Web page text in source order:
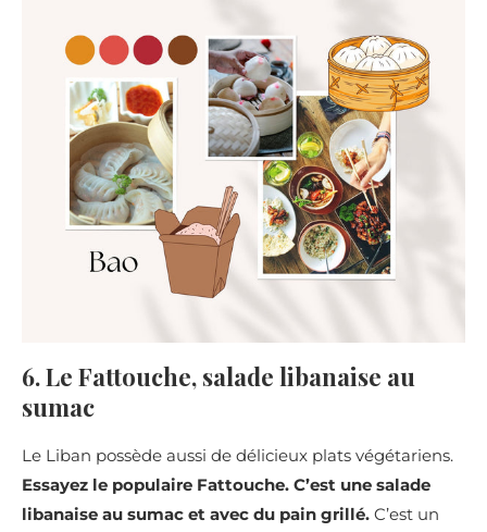
6. Le Fattouche, salade libanaise au
sumac
Le Liban possède aussi de délicieux plats végétariens.
Essayez le populaire Fattouche. C’est une salade
libanaise au sumac et avec du pain grillé. C’est un